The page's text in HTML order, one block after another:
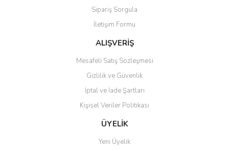
Sipariş Sorgula
İletişim Formu
ALIŞVERİŞ
Mesafeli Satış Sözleşmesi
Gizlilik ve Güvenlik
İptal ve İade Şartları
Kişisel Veriler Politikası
ÜYELİK
Yeni Üyelik